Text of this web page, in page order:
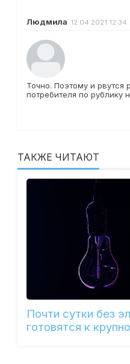
Людмила 12.04.2021 12:34
Точно. Поэтому и
потребителя по рублику
ТАКЖЕ ЧИТАЮТ
Почти сутки без
готовятся к